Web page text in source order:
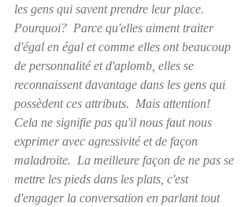
les gens qui savent prendre leur place.
Pourquoi?  Parce qu'elles aiment traiter
d'égal en égal et comme elles ont beaucoup
de personnalité et d'aplomb, elles se
reconnaissent davantage dans les gens qui
possèdent ces attributs.  Mais attention!
Cela ne signifie pas qu'il nous faut nous
exprimer avec agressivité et de façon
maladroite.  La meilleure façon de ne pas se
mettre les pieds dans les plats, c'est
d'engager la conversation en parlant tout